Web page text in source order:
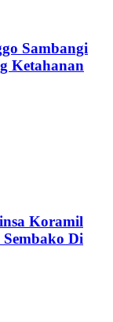
Sambangi
Ketahanan
Koramil
Di